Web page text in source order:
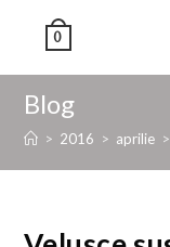
0
Blog
> 2016 > aprilie >